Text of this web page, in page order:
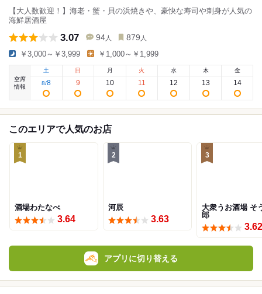
【大人数歓迎！】海老・蟹・貝の浜焼きや、豪快な寿司や刺身が人気の
海鮮居酒屋
3.07 94 人 879 人
￥3,000～￥3,999 ￥1,000～￥1,999
空席
情報
土
8/8
日
9
月
10
火
11
水
12
木
13
金
14
このエリアで人気のお店
1
酒場わたなべ
3.64
2
河辰
3.63
3
大衆うお酒場 そ
郎
3.62
アプリに切り替える